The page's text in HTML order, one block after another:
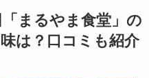
「まるやま食堂」の
は？口コミも紹介